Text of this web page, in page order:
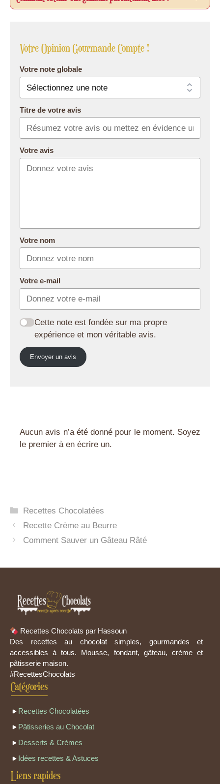
Votre Opinion Gourmande Compte !
Votre note globale
Titre de votre avis
Votre avis
Votre nom
Votre e-mail
Cette note est fondée sur ma propre
expérience et mon véritable avis.
Envoyer un avis
Aucun avis n’a été donné pour le moment. Soyez
le premier à en écrire un.
Catégories
Recettes Chocolatées
Recette Crème au Beurre
Comment Sauver un Gâteau Râté
Recettes Chocolats par Hassoun
Des recettes au chocolat simples, gourmandes et
accessibles à tous. Mousse, fondant, gâteau, crème et
pâtisserie maison.
#RecettesChocolats
Catégories
Recettes Chocolatées
Pâtisseries au Chocolat
Desserts & Crèmes
Idées recettes & Astuces
Liens rapides